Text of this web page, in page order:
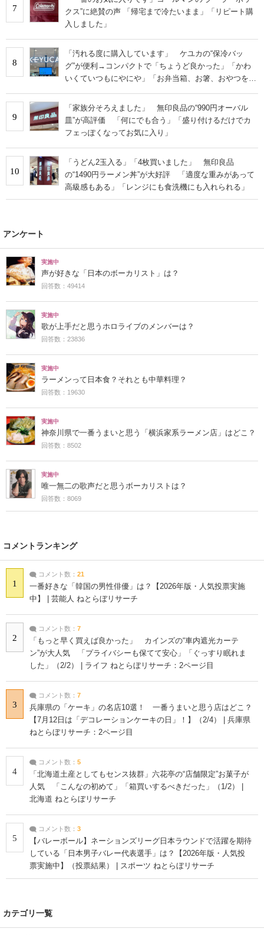
7
クス”に絶賛の声 「帰宅まで冷たいまま」「リピート購
入しました」
8
「汚れる度に購入しています」 ケユカの“保冷バッ
グ”が便利→コンパクトで「ちょうど良かった」「かわ
いくていつもにやにや」「お弁当箱、お箸、おやつを入
9
「家族分そろえました」 無印良品の“990円オーバル
皿”が高評価 「何にでも合う」「盛り付けるだけでカ
フェっぽくなってお気に入り」
10
「うどん2玉入る」「4枚買いました」 無印良品
の“1490円ラーメン丼”が大好評 「適度な重みがあって
高級感もある」「レンジにも食洗機にも入れられる」
アンケート
実施中
声が好きな「日本のボーカリスト」は？
回答数：49414
実施中
歌が上手だと思うホロライブのメンバーは？
回答数：23836
実施中
ラーメンって日本食？それとも中華料理？
回答数：19630
実施中
神奈川県で一番うまいと思う「横浜家系ラーメン店」はどこ？
回答数：8502
実施中
唯一無二の歌声だと思うボーカリストは？
回答数：8069
コメントランキング
1
コメント数： 21
一番好きな「韓国の男性俳優」は？【2026年版・人気投票実施
中】 | 芸能人 ねとらぼリサーチ
2
コメント数： 7
「もっと早く買えば良かった」 カインズの“車内遮光カーテ
ン”が大人気 「プライバシーも保てて安心」「ぐっすり眠れま
した」（2/2） | ライフ ねとらぼリサーチ：2ページ目
3
コメント数： 7
兵庫県の「ケーキ」の名店10選！ 一番うまいと思う店はどこ？
【7月12日は「デコレーションケーキの日」！】（2/4） | 兵庫県
ねとらぼリサーチ：2ページ目
4
コメント数： 5
「北海道土産としてもセンス抜群」六花亭の“店舗限定”お菓子が
人気 「こんなの初めて」「箱買いするべきだった」（1/2） |
北海道 ねとらぼリサーチ
5
コメント数： 3
【バレーボール】ネーションズリーグ日本ラウンドで活躍を期待
している「日本男子バレー代表選手」は？【2026年版・人気投
票実施中】（投票結果） | スポーツ ねとらぼリサーチ
カテゴリ一覧